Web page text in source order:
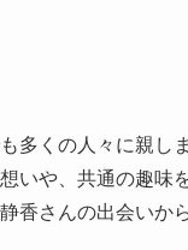
多くの人々に親
いや、共通の趣味
香さんの出会い